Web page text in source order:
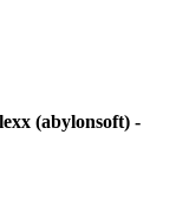
(abylonsoft) -